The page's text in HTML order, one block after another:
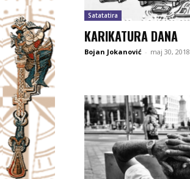
Satatatira
KARIKATURA DANA
Bojan Jokanović - maj 30, 2018